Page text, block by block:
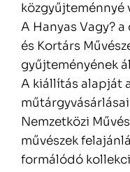
közgyűjteménnyé
A Hanyas Vagy?
és Kortárs
gyűjteményének
A kiállítás alapját
Nemzetközi
művészek
formálódó